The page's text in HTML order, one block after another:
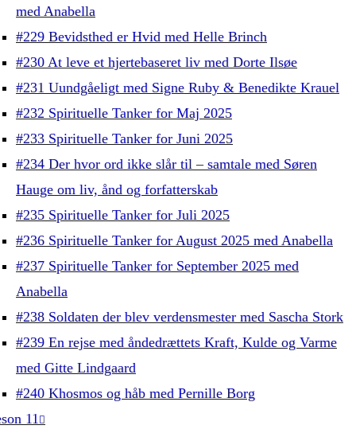
med Anabella
#229 Bevidsthed er Hvid med Helle Brinch
#230 At leve et hjertebaseret liv med Dorte Ilsøe
#231 Uundgåeligt med Signe Ruby & Benedikte Krauel
#232 Spirituelle Tanker for Maj 2025
#233 Spirituelle Tanker for Juni 2025
#234 Der hvor ord ikke slår til – samtale med Søren
Hauge om liv, ånd og forfatterskab
#235 Spirituelle Tanker for Juli 2025
#236 Spirituelle Tanker for August 2025 med Anabella
#237 Spirituelle Tanker for September 2025 med
Anabella
#238 Soldaten der blev verdensmester med Sascha Stork
#239 En rejse med åndedrættets Kraft, Kulde og Varme
med Gitte Lindgaard
#240 Khosmos og håb med Pernille Borg
11